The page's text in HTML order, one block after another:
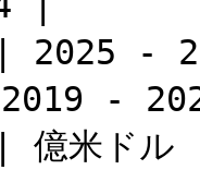
| 2025 -
2019 -
| 億米ド